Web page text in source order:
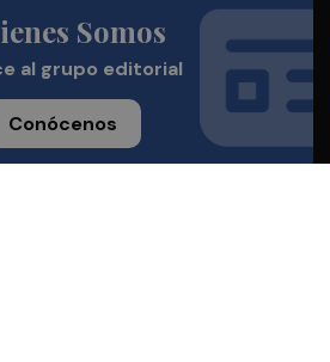
Somos
al grupo editorial
Conócenos